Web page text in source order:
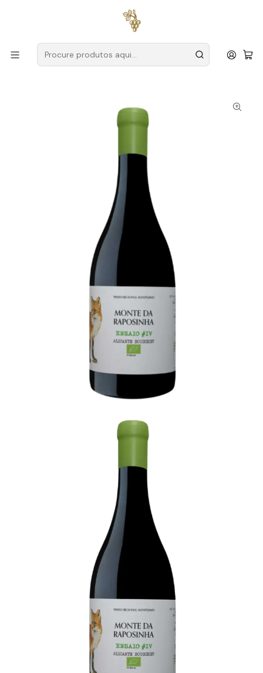
para encomendas a partir de
Produtores Alentejo
Monte da Raposinha
Monte da Raposinha Ensaio # IV Alicante Bouschet
Biológico 2022 Alentejo Tinto 75cl